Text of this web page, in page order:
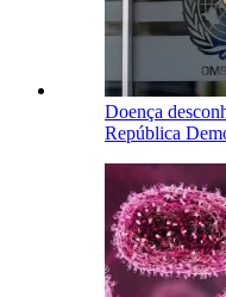
Doença
República